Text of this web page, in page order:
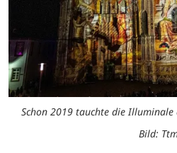
Schon 2019 tauchte die
Bild: